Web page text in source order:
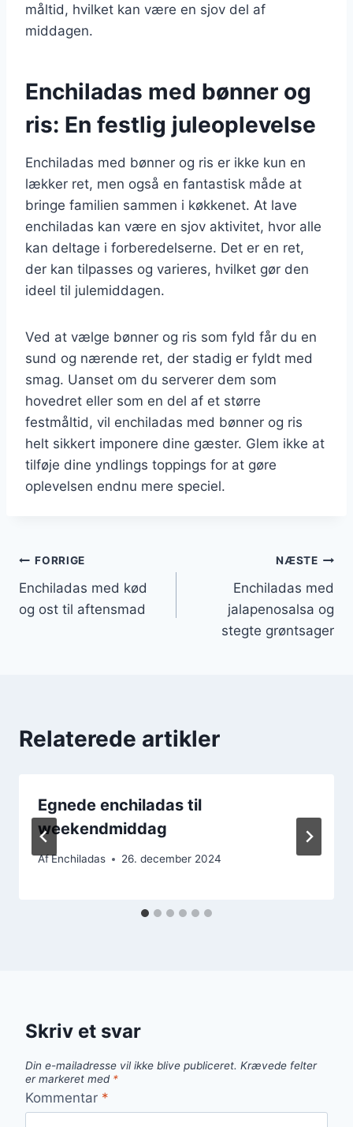
måltid, hvilket kan være en sjov del af
middagen.
Enchiladas med bønner og
ris: En festlig juleoplevelse
Enchiladas med bønner og ris er ikke kun en
lækker ret, men også en fantastisk måde at
bringe familien sammen i køkkenet. At lave
enchiladas kan være en sjov aktivitet, hvor alle
kan deltage i forberedelserne. Det er en ret,
der kan tilpasses og varieres, hvilket gør den
ideel til julemiddagen.
Ved at vælge bønner og ris som fyld får du en
sund og nærende ret, der stadig er fyldt med
smag. Uanset om du serverer dem som
hovedret eller som en del af et større
festmåltid, vil enchiladas med bønner og ris
helt sikkert imponere dine gæster. Glem ikke at
tilføje dine yndlings toppings for at gøre
oplevelsen endnu mere speciel.
Indlægsnavigation
FORRIGE
Enchiladas med kød
og ost til aftensmad
NÆSTE
Enchiladas med
jalapenosalsa og
stegte grøntsager
Relaterede artikler
Egnede enchiladas til
weekendmiddag
AfEnchiladas 26. december 2024
Skriv et svar
Din e-mailadresse vil ikke blive publiceret. Krævede felter
er markeret med *
Kommentar *